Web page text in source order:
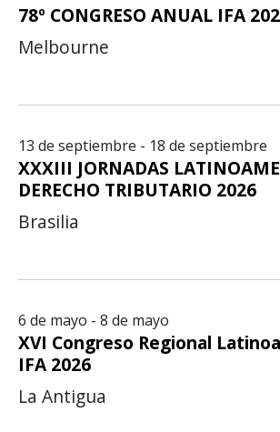
78º CONGRESO ANUAL IFA
Melbourne
13 de septiembre - 18 de septiembre
XXXIII JORNADAS
DERECHO TRIBUTARIO 2026
Brasilia
6 de mayo - 8 de mayo
XVI Congreso Regional
IFA 2026
La Antigua